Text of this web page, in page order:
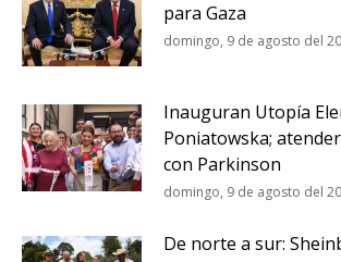
para Gaza
domingo, 9 de agosto del
Inauguran Utopía
Poniatowska;
con Parkinson
domingo, 9 de agosto del
De norte a sur: